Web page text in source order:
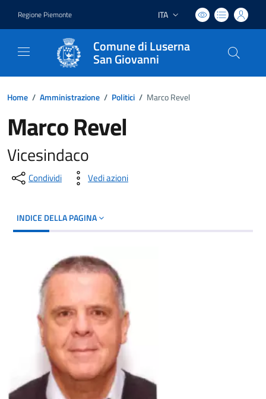
Regione Piemonte Lingua attiva:
ITA
Comune di Luserna
San Giovanni
Home / Amministrazione / Politici / Marco Revel
Marco Revel
Vicesindaco
Condividi Vedi azioni
INDICE DELLA PAGINA